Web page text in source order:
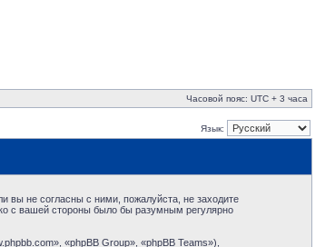
Часовой пояс: UTC + 3 часа
Язык:
не согласны с ними, пожалуйста, не заходите
с вашей стороны было бы разумным регулярно
«phpBB Group», «phpBB Teams»),